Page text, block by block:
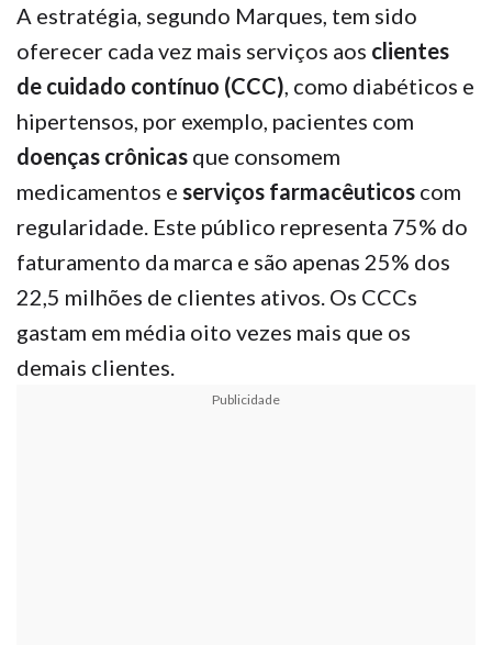
A estratégia, segundo Marques, tem sido
oferecer cada vez mais serviços aos clientes
de cuidado contínuo (CCC), como diabéticos e
hipertensos, por exemplo, pacientes com
doenças crônicas que consomem
medicamentos e serviços farmacêuticos com
regularidade. Este público representa 75% do
faturamento da marca e são apenas 25% dos
22,5 milhões de clientes ativos. Os CCCs
gastam em média oito vezes mais que os
demais clientes.
Publicidade